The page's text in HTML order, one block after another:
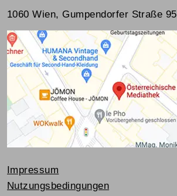
1060 Wien, Gumpendorfer Straße 95
Impressum
Nutzungsbedingungen